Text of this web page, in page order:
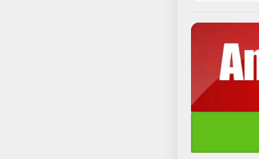
Terça-Feira
12 de agosto
Quarta-Feira
13 de agosto